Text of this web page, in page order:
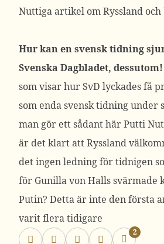
Nuttiga artikel om Ryssland
Hur kan en svensk tidning
Svenska Dagbladet, dessutom!
som visar hur SvD lyckades få
som enda svensk tidning under
man gör ett sådant här Putti
är det klart att Ryssland
det ingen ledning för tidnigen
för Gunilla von Halls svärmade
Putin? Detta är inte den första
varit flera tidigare
2